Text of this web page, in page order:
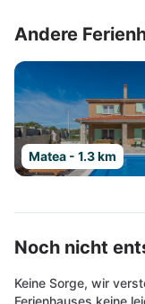
Andere
Matea - 1.3 km
Noch nicht
Keine Sorge, wir
Ferienhauses keine